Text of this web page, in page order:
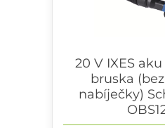
20 V IXES
bruska
nabíječky)